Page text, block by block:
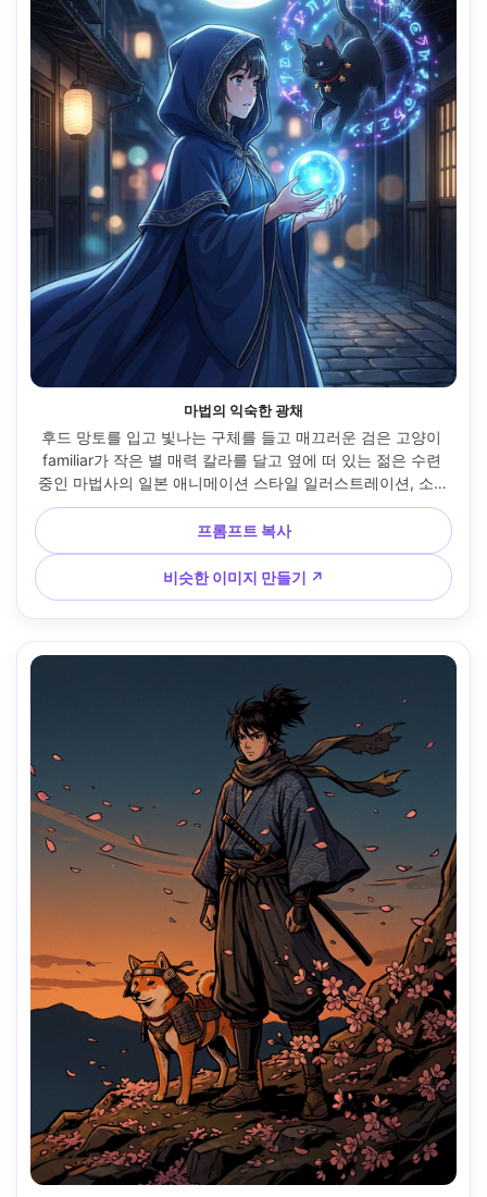
마법의 익숙한 광채
후드 망토를 입고 빛나는 구체를 들고 매끄러운 검은 고양이
familiar가 작은 별 매력 칼라를 달고 옆에 떠 있는 젊은 수련
중인 마법사의 일본 애니메이션 스타일 일러스트레이션, 소용
돌이 치는 반짝임과 룬, 달빛이 비치는 골목, 극적인 림 라이트,
깔끔한 라인 아트, 생생한 셀 음영, 판타지 분위기, 역동적인 구
성, 걸작 품질, 85mm 렌즈, 얕은 피사계 깊이 --ar 4:5
프롬프트 복사
비슷한 이미지 만들기 ↗